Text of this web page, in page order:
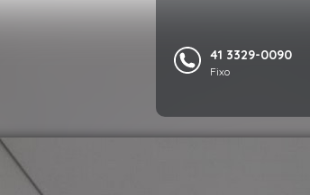
41 3329-0090
Fixo